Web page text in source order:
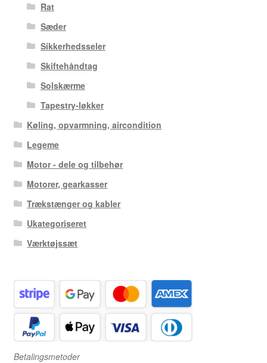
Rat
Sæder
Sikkerhedsseler
Skiftehåndtag
Solskærme
Tapestry-løkker
Køling, opvarmning, aircondition
Legeme
Motor - dele og tilbehør
Motorer, gearkasser
Trækstænger og kabler
Ukategoriseret
Værktøjssæt
Betalingsmetoder